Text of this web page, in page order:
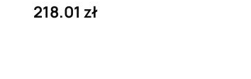
218.01 zł